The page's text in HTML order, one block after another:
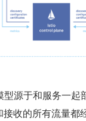
源于和服务一起
收的所有流量都